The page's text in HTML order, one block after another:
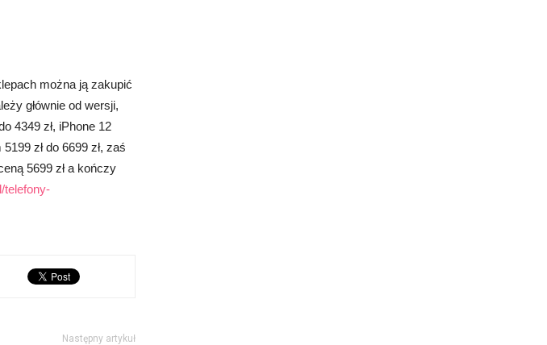
można ją zakupić
głównie od wersji,
4349 zł, iPhone 12
zł do 6699 zł, zaś
5699 zł a kończy
telefony-
Następny artykuł